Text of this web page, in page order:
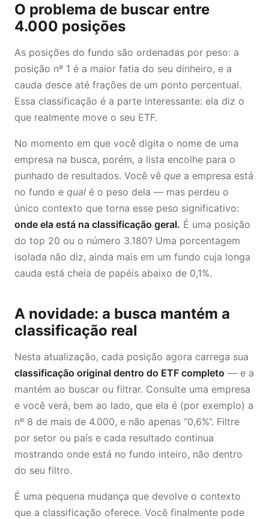
O problema de buscar entre
4.000 posições
As posições do fundo são ordenadas por peso: a
posição nº 1 é a maior fatia do seu dinheiro, e a
cauda desce até frações de um ponto percentual.
Essa classificação é a parte interessante: ela diz o
que realmente move o seu ETF.
No momento em que você digita o nome de uma
empresa na busca, porém, a lista encolhe para o
punhado de resultados. Você vê que a empresa está
no fundo e qual é o peso dela — mas perdeu o
único contexto que torna esse peso significativo:
onde ela está na classificação geral. É uma posição
do top 20 ou o número 3.180? Uma porcentagem
isolada não diz, ainda mais em um fundo cuja longa
cauda está cheia de papéis abaixo de 0,1%.
A novidade: a busca mantém a
classificação real
Nesta atualização, cada posição agora carrega sua
classificação original dentro do ETF completo — e a
mantém ao buscar ou filtrar. Consulte uma empresa
e você verá, bem ao lado, que ela é (por exemplo) a
nº 8 de mais de 4.000, e não apenas “0,6%”. Filtre
por setor ou país e cada resultado continua
mostrando onde está no fundo inteiro, não dentro
do seu filtro.
É uma pequena mudança que devolve o contexto
que a classificação oferece. Você finalmente pode